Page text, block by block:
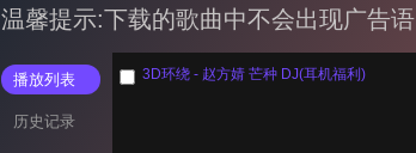
温馨提示:下载的歌曲中不会出现广告语
播放列表
历史记录
3D环绕 - 赵方婧 芒种 DJ(耳机福利)